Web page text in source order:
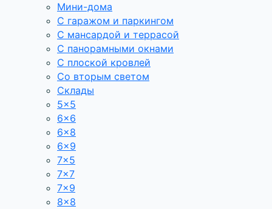
Мини-дома
С гаражом и паркингом
С мансардой и террасой
С панорамными окнами
С плоской кровлей
Со вторым светом
Склады
5×5
6×6
6×8
6×9
7×5
7×7
7×9
8×8